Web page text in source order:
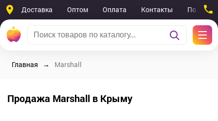
Доставка Оптом Оплата Контакты
Главная Marshall
Продажа Marshall в Крыму